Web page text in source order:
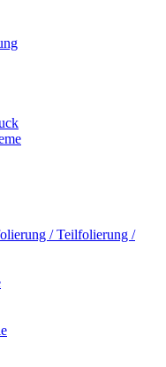
/ Teilfolierung /